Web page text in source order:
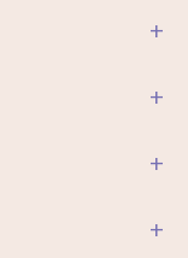
+
+
+
+